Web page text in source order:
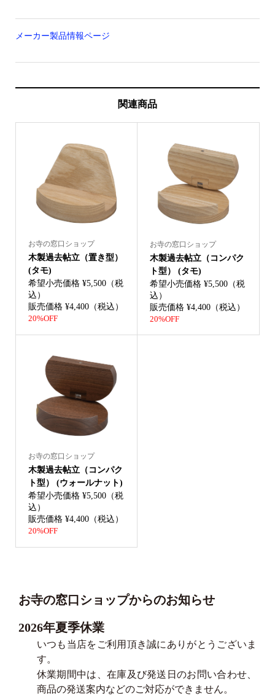
メーカー製品情報ページ
関連商品
お寺の窓口ショップ
木製過去帖立（置き型）
(タモ)
希望小売価格 ¥5,500（税
込）
販売価格 ¥4,400（税込）
20%OFF
お寺の窓口ショップ
木製過去帖立（コンパク
ト型） (タモ)
希望小売価格 ¥5,500（税
込）
販売価格 ¥4,400（税込）
20%OFF
お寺の窓口ショップ
木製過去帖立（コンパク
ト型） (ウォールナット)
希望小売価格 ¥5,500（税
込）
販売価格 ¥4,400（税込）
20%OFF
お寺の窓口ショップからのお知らせ
2026年夏季休業
いつも当店をご利用頂き誠にありがとうございま
す。
休業期間中は、在庫及び発送日のお問い合わせ、
商品の発送案内などのご対応ができません。